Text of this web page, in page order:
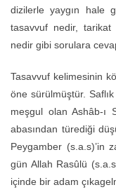
dizilerle yaygın hale
tasavvuf nedir,
nedir gibi sorulara
Tasavvuf kelimesinin
öne sürülmüştür.
meşgul olan Ashâb-ı
abasından türediği
Peygamber (s.a.s)’in
gün Allah Rasûlü
içinde bir adam